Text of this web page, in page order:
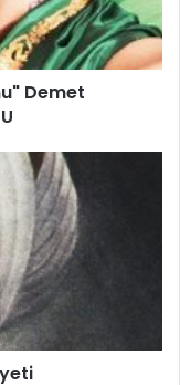
Demet